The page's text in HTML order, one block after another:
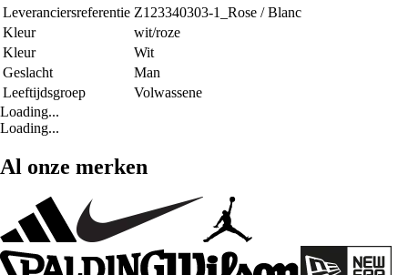
Leveranciersreferentie Z123340303-1_Rose / Blanc
Kleur
wit/roze
Kleur
Wit
Geslacht
Man
Leeftijdsgroep
Volwassene
Loading...
Loading...
Al onze merken